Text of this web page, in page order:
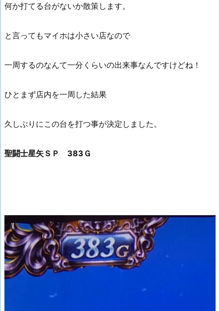
何か打てる台がないか散策します。
と言ってもマイホは小さい店なので
一周するのなんて一分くらいの出来事なんですけどね！
ひとまず店内を一周した結果
久しぶりにこの台を打つ事が決定しました。
聖闘士星矢ＳＰ 383Ｇ